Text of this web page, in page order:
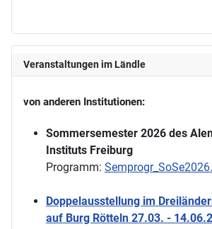
Veranstaltungen im Ländle
von anderen Institutionen:
Sommersemester 2026 des
Instituts Freiburg
Programm:
Doppelausstellung im
auf Burg Rötteln 27.03. -